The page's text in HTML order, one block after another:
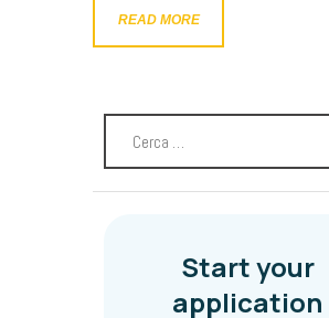
READ MORE